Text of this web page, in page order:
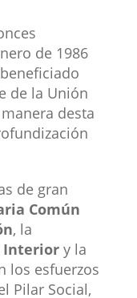
de 1986
de la Unión
desta​
de gran
Común
, la
Interior y la
los esfuerzos
Pilar Social,